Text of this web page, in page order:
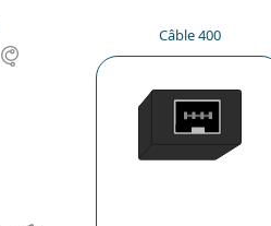
Câble 400